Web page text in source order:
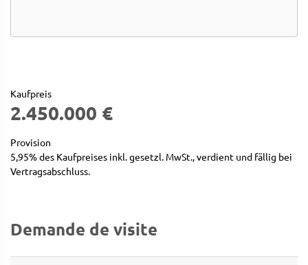
Kaufpreis
2.450.000 €
Provision
5,95% des Kaufpreises inkl. gesetzl. MwSt., verdient und fällig bei
Vertragsabschluss.
Demande de visite